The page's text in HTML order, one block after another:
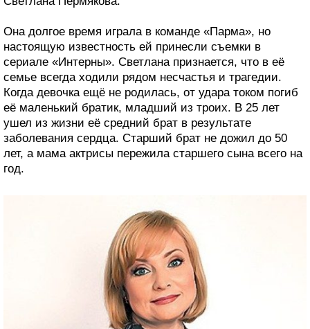
Она долгое время играла в команде «Парма», но
настоящую известность ей принесли съемки в
сериале «Интерны». Светлана признается, что в её
семье всегда ходили рядом несчастья и трагедии.
Когда девочка ещё не родилась, от удара током погиб
её маленький братик, младший из троих. В 25 лет
ушел из жизни её средний брат в результате
заболевания сердца. Старший брат не дожил до 50
лет, а мама актрисы пережила старшего сына всего на
год.